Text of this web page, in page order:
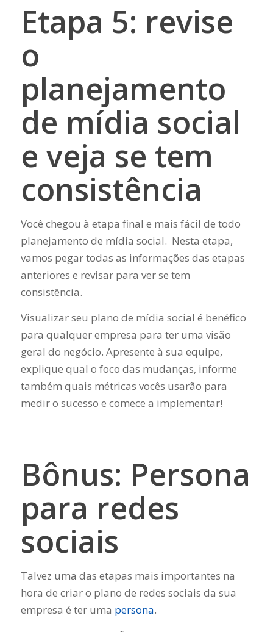
Etapa 5: revise
o
planejamento
de mídia social
e veja se tem
consistência
Você chegou à etapa final e mais fácil de todo
planejamento de mídia social. Nesta etapa,
vamos pegar todas as informações das etapas
anteriores e revisar para ver se tem
consistência.
Visualizar seu plano de mídia social é benéfico
para qualquer empresa para ter uma visão
geral do negócio. Apresente à sua equipe,
explique qual o foco das mudanças, informe
também quais métricas vocês usarão para
medir o sucesso e comece a implementar!
Bônus: Persona
para redes
sociais
Talvez uma das etapas mais importantes na
hora de criar o plano de redes sociais da sua
empresa é ter uma persona.